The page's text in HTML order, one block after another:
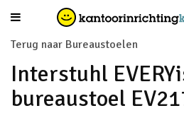
Terug naar Bureaustoelen
Interstuhl
bureaustoel